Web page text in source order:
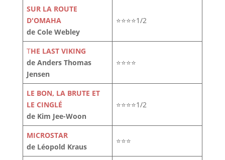
SUR LA ROUTE
D'OMAHA
de Cole Webley
⭐⭐⭐⭐1/2
THE LAST VIKING
de Anders Thomas
Jensen
⭐⭐⭐⭐
LE BON, LA BRUTE ET
LE CINGLÉ
de Kim Jee-Woon
⭐⭐⭐⭐1/2
MICROSTAR
de Léopold Kraus
⭐⭐⭐